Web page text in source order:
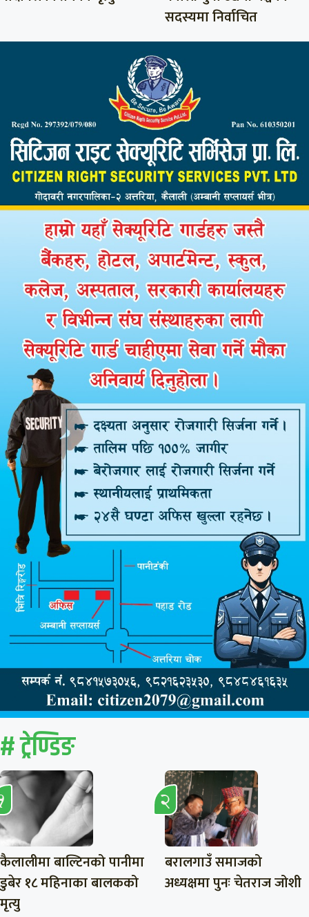
सदस्यमा निर्वाचित
# ट्रेण्डिङ
कैलालीमा बाल्टिनको पानीमा
डुबेर १८ महिनाका बालकको
मृत्यु
बरालगाउँ समाजको
अध्यक्षमा पुनः चेतराज जोशी